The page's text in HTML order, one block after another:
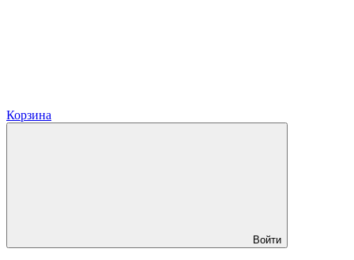
Корзина
Войти